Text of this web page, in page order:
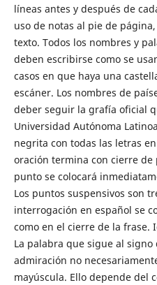
líneas antes y después de
uso de notas al pie de
texto. Todos los nombres y
deben escribirse como se
casos en que haya una
escáner. Los nombres de
deber seguir la grafía oficial
Universidad Autónoma
negrita con todas las letras
oración termina con cierre de
punto se colocará
Los puntos suspensivos son
interrogación en español se
como en el cierre de la frase.
La palabra que sigue al
admiración no
mayúscula. Ello depende del